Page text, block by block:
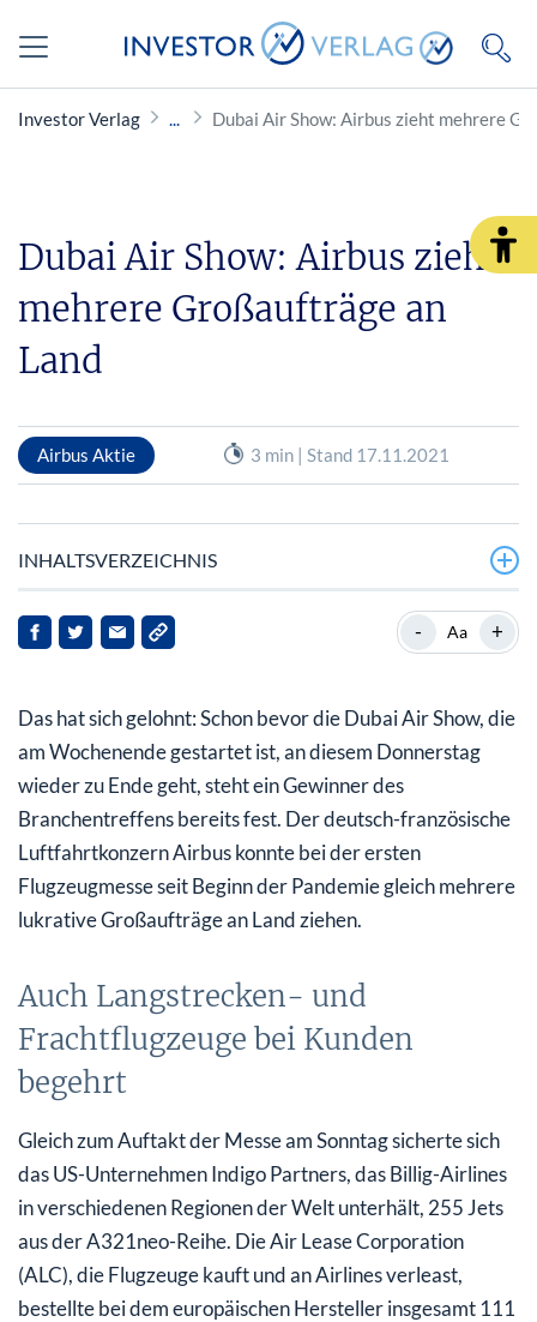
Investor Verlag Dubai Air Show: Airbus zieht mehrere
Dubai Air Show: Airbus zieht
mehrere Großaufträge an
Land
Airbus Aktie 3 min | Stand 17.11.2021
INHALTSVERZEICHNIS
Auch Langstrecken- und Frachtflugzeuge bei Kunden
begehrt
Dax-Neuling Airbus bei Anlegern beliebt
Lufthansa auf dem Weg zu alter Stärke
- Aa +
Das hat sich gelohnt: Schon bevor die Dubai Air Show, die
am Wochenende gestartet ist, an diesem Donnerstag
wieder zu Ende geht, steht ein Gewinner des
Branchentreffens bereits fest. Der deutsch-französische
Luftfahrtkonzern Airbus konnte bei der ersten
Flugzeugmesse seit Beginn der Pandemie gleich mehrere
lukrative Großaufträge an Land ziehen.
Auch Langstrecken- und
Frachtflugzeuge bei Kunden
begehrt
Gleich zum Auftakt der Messe am Sonntag sicherte sich
das US-Unternehmen Indigo Partners, das Billig-Airlines
in verschiedenen Regionen der Welt unterhält, 255 Jets
aus der A321neo-Reihe. Die Air Lease Corporation
(ALC), die Flugzeuge kauft und an Airlines verleast,
bestellte bei dem europäischen Hersteller insgesamt 111